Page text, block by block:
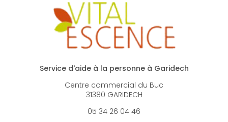
Service d'aide à la personne à Garidech
Centre commercial du Buc
31380 GARIDECH
05 34 26 04 46